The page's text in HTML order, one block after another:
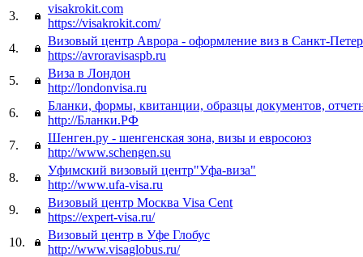
3.
visakrokit.com
https://visakrokit.com/
4.
Визовый центр Аврора - оформление виз в Санкт-
https://avroravisaspb.ru
5.
Виза в Лондон
http://londonvisa.ru
6.
Бланки, формы, квитанции, образцы документов,
http://Бланки.РФ
7.
Шенген.ру - шенгенская зона, визы и евросоюз
http://www.schengen.su
8.
Уфимский визовый центр"Уфа-виза"
http://www.ufa-visa.ru
9.
Визовый центр Москва Visa Cent
https://expert-visa.ru/
10.
Визовый центр в Уфе Глобус
http://www.visaglobus.ru/